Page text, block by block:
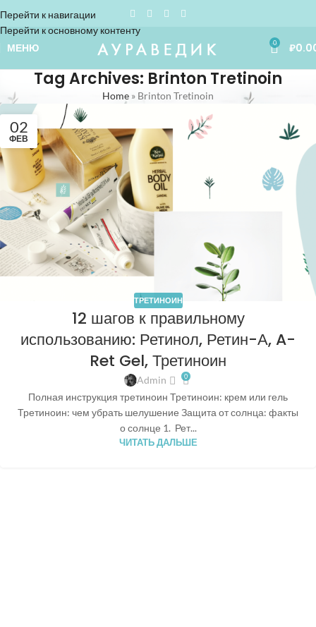
Перейти к навигации
Перейти к основному контенту
МЕНЮ 0 ₽
Tag Archives: Brinton Tretinoin
Home » Brinton Tretinoin
02
ФЕВ
ТРЕТИНОИН
12 шагов к правильному
использованию: Ретинол, Ретин-А, A-
Ret Gel, Третиноин
Admin 0
Полная инструкция третиноин Третиноин: крем или гель
Третиноин: чем убрать шелушение Защита от солнца: факты
о солнце 1. Рет...
ЧИТАТЬ ДАЛЬШЕ